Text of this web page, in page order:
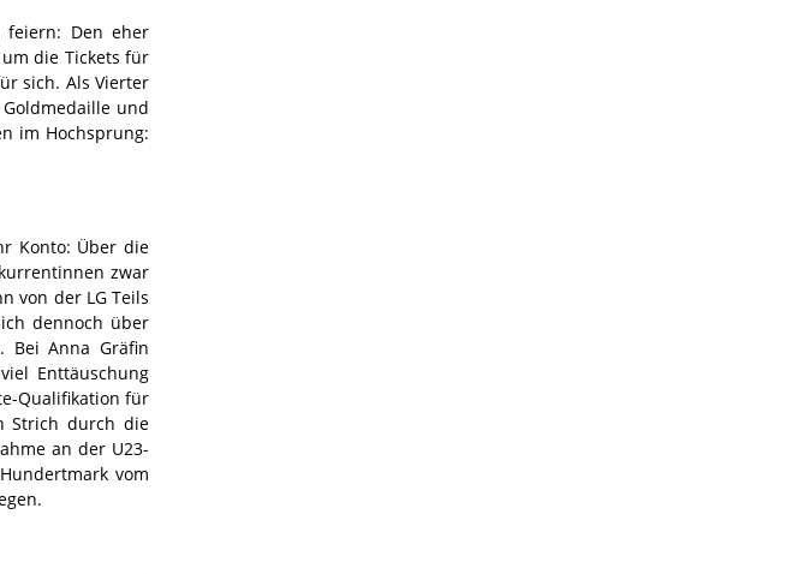
feiern: Den eher
die Tickets für
sich. Als Vierter
und
im Hochsprung:
Konto: Über die
zwar
von der LG Teils
dennoch über
Bei Anna Gräfin
Enttäuschung
Qualifikation für
Strich durch die
an der U23-
vom